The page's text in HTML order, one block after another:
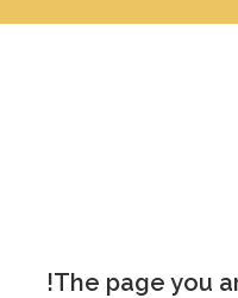
The page you